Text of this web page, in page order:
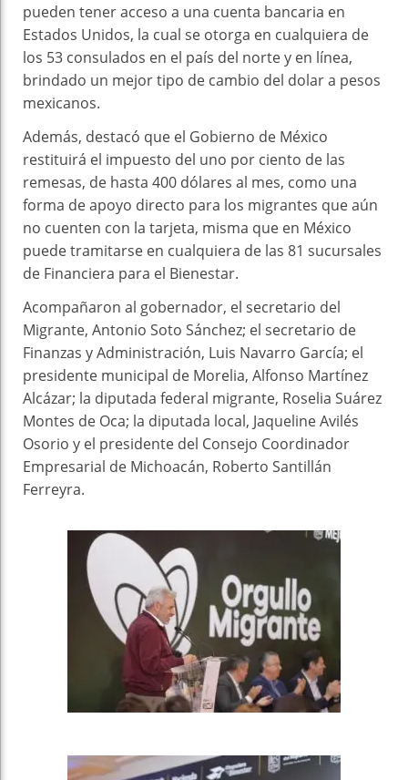
pueden tener acceso a una cuenta bancaria en
Estados Unidos, la cual se otorga en cualquiera de
los 53 consulados en el país del norte y en línea,
brindado un mejor tipo de cambio del dolar a pesos
mexicanos.
Además, destacó que el Gobierno de México
restituirá el impuesto del uno por ciento de las
remesas, de hasta 400 dólares al mes, como una
forma de apoyo directo para los migrantes que aún
no cuenten con la tarjeta, misma que en México
puede tramitarse en cualquiera de las 81 sucursales
de Financiera para el Bienestar.
Acompañaron al gobernador, el secretario del
Migrante, Antonio Soto Sánchez; el secretario de
Finanzas y Administración, Luis Navarro García; el
presidente municipal de Morelia, Alfonso Martínez
Alcázar; la diputada federal migrante, Roselia Suárez
Montes de Oca; la diputada local, Jaqueline Avilés
Osorio y el presidente del Consejo Coordinador
Empresarial de Michoacán, Roberto Santillán
Ferreyra.